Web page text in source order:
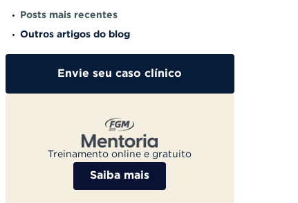
Posts mais recentes
Outros artigos do blog
Envie seu caso clínico
Treinamento online e gratuito
Saiba mais